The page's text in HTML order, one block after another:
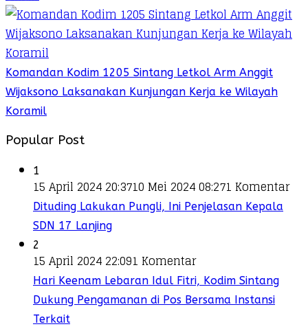
Komandan Kodim 1205 Sintang Letkol Arm Anggit
Wijaksono Laksanakan Kunjungan Kerja ke Wilayah
Koramil
Popular Post
1
15 April 2024 20:3710 Mei 2024 08:271 Komentar
Dituding Lakukan Pungli, Ini Penjelasan Kepala
SDN 17 Lanjing
2
15 April 2024 22:091 Komentar
Hari Keenam Lebaran Idul Fitri, Kodim Sintang
Dukung Pengamanan di Pos Bersama Instansi
Terkait